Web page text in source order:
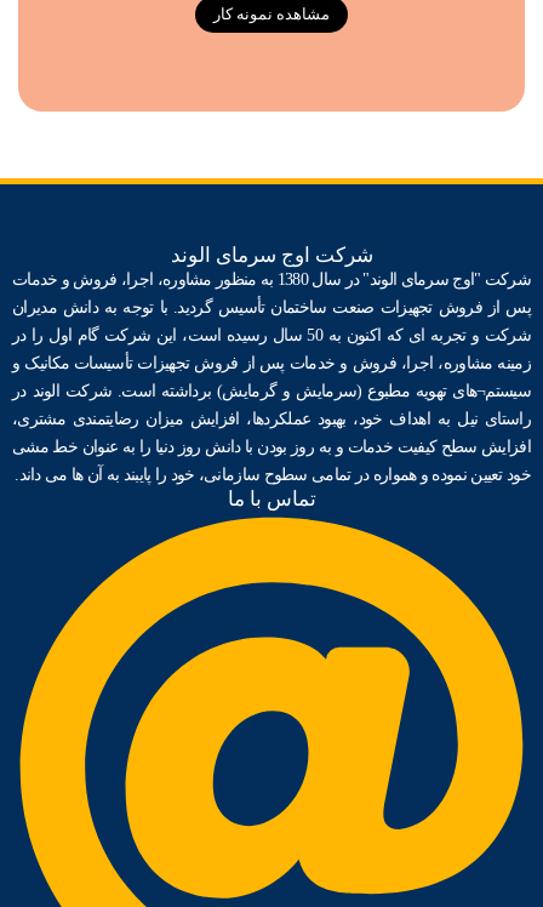
مشاهده نمونه کار
شرکت اوج سرمای الوند
شرکت "اوج سرمای الوند" در سال 1380 به منظور مشاوره، اجرا، فروش و خدمات
پس از فروش تجهیزات صنعت ساختمان ﺗﺄسیس گردید. با توجه به دانش مدیران
شرکت و تجربه ای که اکنون به 50 سال رسیده است، این شرکت گام اول را در
زمینه مشاوره، اجرا، فروش و خدمات پس از فروش تجهیزات ﺗﺄسیسات مکانیک و
سیستم¬های تهویه مطبوع (سرمایش و گرمایش) برداشته است. شرکت الوند در
راستای نیل به اهداف خود، بهبود عملکردها، افزایش میزان رضایتمندی مشتری،
افزایش سطح کیفیت خدمات و به روز بودن با دانش روز دنیا را به عنوان خط مشی
خود تعیین نموده و همواره در تمامی سطوح سازمانی، خود را پایبند به آن ها می داند.
تماس با ما